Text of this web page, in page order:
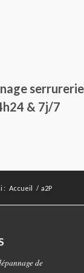
serrurerie
& 7j/7
: Accueil / a2P
de